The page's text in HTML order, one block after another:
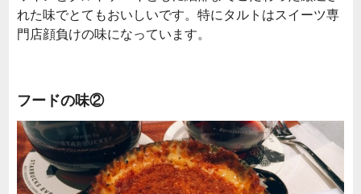
れた味でとてもおいしいです。特にタルトはスイーツ専
門店顔負けの味になっています。
フードの味②